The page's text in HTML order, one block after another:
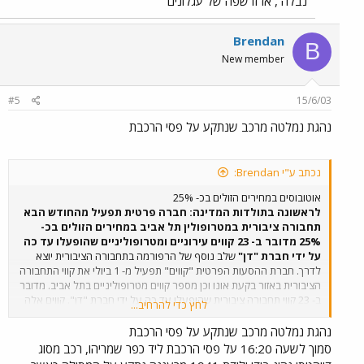
B
Brendan
New member
15/6/03
#5
נהגת נמלטה מרכב שנתקע על פסי הרכבת
נכתב ע"י Brendan:
אוטובוסים במחירים הזולים בכ- 25%
לראשונה בתולדות המדינה: חברה פרטית תפעיל מהחודש הבא
תחבורה ציבורית במטרופולין תל אביב במחירים הזולים בכ-
25% מדובר ב- 23 קווים עירוניים ומטרופוליניים שהופעלו עד כה
על ידי חברת "דן"שלב נוסף של הרפורמה בתחבורה הציבורית יוצא
לדרך. חברת ההסעות הפרטית "קווים" תפעיל מ- 1 ביולי את קווי התחבורה
הציבורית באזור בקעת אונו וכן מספר קווים מטרופוליניים בתל אביב. מדובר
ב- 23 קווי תחבורה ציבורית שהופעלו עד כה על ידי חברת "דן". קווים אלה
מהווים כ- 8% מנפח הפעילות של "דן" בתחבורה הציבורית. תעריפי
של "דן". מחיר נסיעה בתוך אזור בקעת אונו יעלה 4.6 שקלים, במקום 5.2
שקל כיום ותעריף הנסיעה מבקעת אונו לתל אביב יהיה 6.1 שקלים לעומת
לחץ כדי להרחיב...
נהגת נמלטה מרכב שנתקע על פסי הרכבת
סמוך לשעה 16:20 על פסי הרכבת ליד כפר שמריהו, רכב מסוג